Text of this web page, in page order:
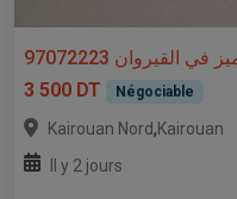
97072223
3 500 DT
Négociable
Kairouan Nord,Kairouan
Il y 2 jours